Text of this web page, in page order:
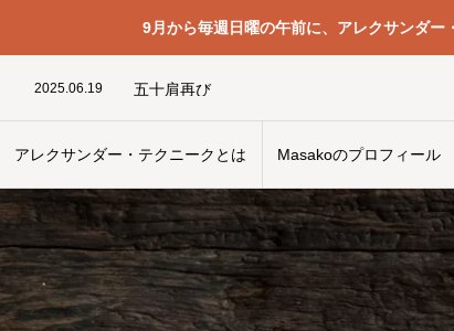
9月から毎週日曜の午前に、アレクサンダー
アレクサンダー・テクニークとは Masakoのプロフィール
2024.05.1 シアター・スコラ
2023.12.17 いい包丁を使う新しい身体の使い方を見つけた
2025.08.15 当てにならない感覚が正しいものになってい
2024.12.15 教える側と教わる側のいい関係
2024.05.3 感情は思考ではない
2026.04.29 問題となる習慣
2024.05.1 シアター・スコラ
2025.06.19 五十肩再び